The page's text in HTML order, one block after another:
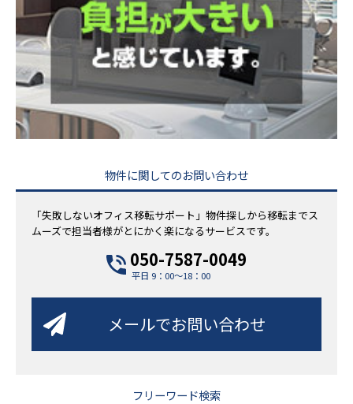
物件に関してのお問い合わせ
「失敗しないオフィス移転サポート」物件探しから移転までス
ムーズで担当者様がとにかく楽になるサービスです。
050-7587-0049
平日 9：00～18：00
メールでお問い合わせ
フリーワード検索